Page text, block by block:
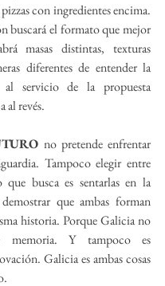
con ingredientes encima.
buscará el formato que mejor
masas distintas, texturas
diferentes de entender la
al servicio de la propuesta
al revés.
no pretende enfrentar
Tampoco elegir entre
busca es sentarlas en la
que ambas forman
historia. Porque Galicia no
memoria. Y tampoco es
Galicia es ambas cosas